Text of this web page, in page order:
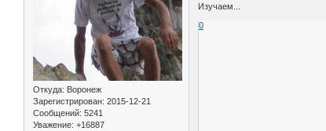
Откуда: Воронеж
Зарегистрирован: 2015-12-21
Сообщений: 5241
Уважение: +16887
Изучаем...
0